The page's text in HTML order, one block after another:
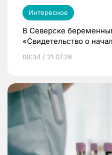
Интересное
В Северске
«Свидетельство о
09:34 / 21.07.26